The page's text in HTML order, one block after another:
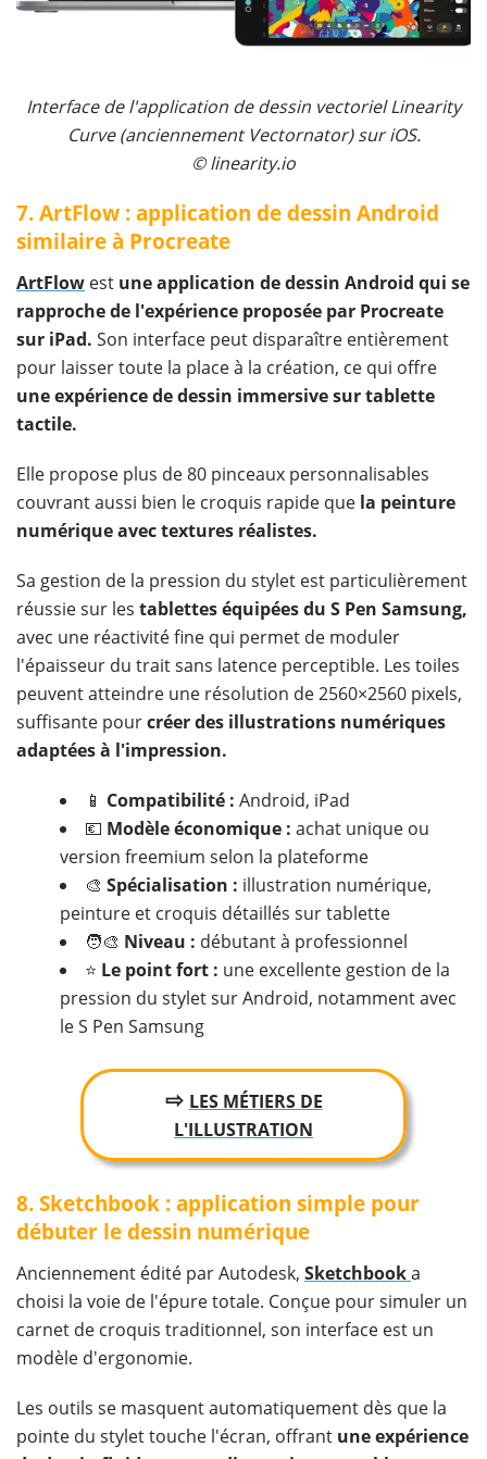
Interface de l'application de dessin vectoriel Linearity
Curve (anciennement Vectornator) sur iOS.
© linearity.io
7. ArtFlow : application de dessin Android
similaire à Procreate
ArtFlow est une application de dessin Android qui se
rapproche de l'expérience proposée par Procreate
sur iPad. Son interface peut disparaître entièrement
pour laisser toute la place à la création, ce qui offre
une expérience de dessin immersive sur tablette
tactile.
Elle propose plus de 80 pinceaux personnalisables
couvrant aussi bien le croquis rapide que la peinture
numérique avec textures réalistes.
Sa gestion de la pression du stylet est particulièrement
réussie sur les tablettes équipées du S Pen Samsung,
avec une réactivité fine qui permet de moduler
l'épaisseur du trait sans latence perceptible. Les toiles
peuvent atteindre une résolution de 2560×2560 pixels,
suffisante pourcréer des illustrations numériques
adaptées à l'impression.
📱 Compatibilité : Android, iPad
💶 Modèle économique : achat unique ou
version freemium selon la plateforme
🎨 Spécialisation : illustration numérique,
peinture et croquis détaillés sur tablette
🧑‍🎨 Niveau : débutant à professionnel
⭐ Le point fort : une excellente gestion de la
pression du stylet sur Android, notamment avec
le S Pen Samsung
⇨ LES MÉTIERS DE
L'ILLUSTRATION
​8. Sketchbook : application simple pour
débuter le dessin numérique
Anciennement édité par Autodesk, Sketchbooka
choisi la voie de l'épure totale. Conçue pour simuler un
carnet de croquis traditionnel, son interface est un
modèle d'ergonomie.
Les outils se masquent automatiquement dès que la
pointe du stylet touche l'écran, offrant une expérience